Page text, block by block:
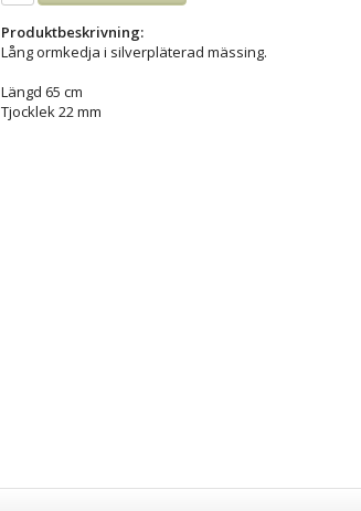
Produktbeskrivning:
Lång ormkedja i silverpläterad mässing.
Längd 65 cm
Tjocklek 22 mm